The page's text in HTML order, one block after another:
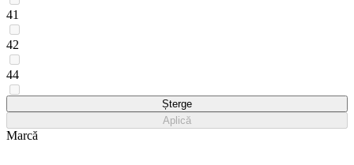
41
42
44
Șterge
Aplică
Marcă